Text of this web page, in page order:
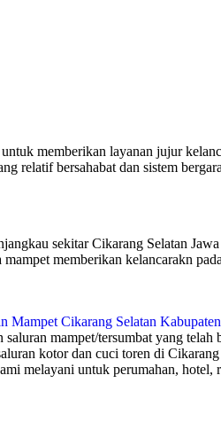
memberikan layanan jujur
relatif bersahabat dan sistem
sekitar Cikarang Selatan
memberikan kelancarakn
mampet/tersumbat yang telah
kotor dan cuci toren di
melayani untuk perumahan, hotel,